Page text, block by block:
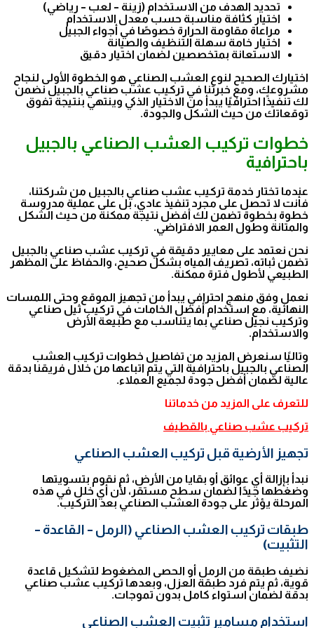
تحديد الهدف من الاستخدام (زينة – لعب – رياضي)
اختيار كثافة مناسبة حسب معدل الاستخدام
مراعاة مقاومة الحرارة خصوصًا في أجواء الجبيل
اختيار خامة سهلة التنظيف والصيانة
الاستعانة بمتخصصين لضمان اختيار دقيق
اختيارك الصحيح لنوع العشب الصناعي هو الخطوة الأولى لنجاح
مشروعك، ومع خبرتنا في تركيب عشب صناعي بالجبيل نضمن
لك تنفيذًا احترافيًا يبدأ من الاختيار الذكي وينتهي بنتيجة تفوق
توقعاتك من حيث الشكل والجودة.
خطوات تركيب العشب الصناعي بالجبيل
باحترافية
عندما تختار خدمة تركيب عشب صناعي بالجبيل من شركتنا،
فأنت لا تحصل على مجرد تنفيذ عادي، بل على عملية مدروسة
خطوة بخطوة تضمن لك أفضل نتيجة ممكنة من حيث الشكل
والمتانة وطول العمر الافتراضي.
نحن نعتمد على معايير دقيقة في تركيب عشب صناعي بالجبيل
تضمن ثباته، تصريف المياه بشكل صحيح، والحفاظ على المظهر
الطبيعي لأطول فترة ممكنة.
نعمل وفق منهج احترافي يبدأ من تجهيز الموقع وحتى اللمسات
النهائية، مع استخدام أفضل الخامات في تركيب ثيل صناعي
وتركيب نجيل صناعي بما يتناسب مع طبيعة الأرض
والاستخدام.
وتاليًا سنعرض المزيد من تفاصيل خطوات تركيب العشب
الصناعي بالجبيل باحترافية التي يتم اتباعها من خلال فريقنا بدقة
عالية لضمان أفضل جودة لجميع العملاء.
للتعرف على المزيد من خدماتنا
تركيب عشب صناعي بالقطيف
تجهيز الأرضية قبل تركيب العشب الصناعي
نبدأ بإزالة أي عوائق أو بقايا من الأرض، ثم نقوم بتسويتها
وضغطها جيدًا لضمان سطح مستقر، لأن أي خلل في هذه
المرحلة يؤثر على جودة العشب الصناعي بعد التركيب.
طبقات تركيب العشب الصناعي (الرمل – القاعدة –
التثبيت)
نضيف طبقة من الرمل أو الحصى المضغوط لتشكيل قاعدة
قوية، ثم يتم فرد طبقة العزل، وبعدها تركيب عشب صناعي
بدقة لضمان استواء كامل بدون تموجات.
استخدام مسامير تثبيت العشب الصناعي